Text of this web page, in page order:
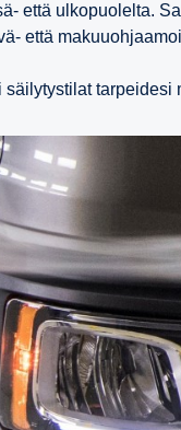
että ulkopuolelta.
että
säilytystilat tarpeidesi